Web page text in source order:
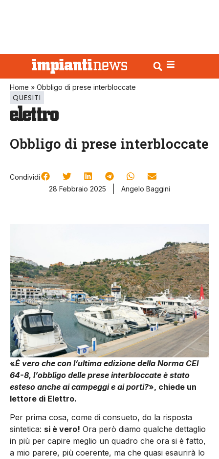
Home » Obbligo di prese interbloccate
QUESITI
Obbligo di prese interbloccate
Condividi
28 Febbraio 2025
Angelo Baggini
«È vero che con l’ultima edizione della Norma CEI
64-8, l’obbligo delle prese interbloccate è stato
esteso anche ai campeggi e ai porti?», chiede un
lettore di Elettro.
Per prima cosa, come di consueto, do la risposta
sintetica: si è vero! Ora però diamo qualche dettaglio
in più per capire meglio un quadro che ora si è fatto,
a mio parere, più coerente, ma che quasi esaurirà lo